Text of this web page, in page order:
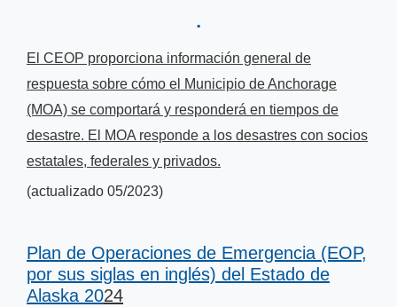
.
El CEOP proporciona información general de
respuesta sobre cómo el Municipio de Anchorage
(MOA) se comportará y responderá en tiempos de
desastre. El MOA responde a los desastres con socios
estatales, federales y privados.
(actualizado 05/2023)
Plan de Operaciones de Emergencia (EOP,
por sus siglas en inglés) del Estado​ de
Alaska 2024